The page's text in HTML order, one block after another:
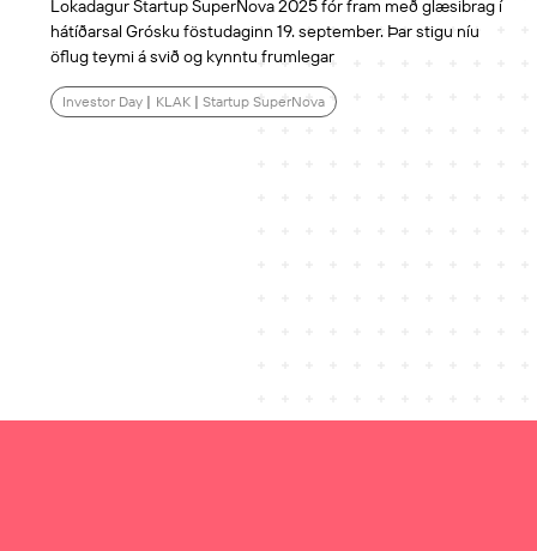
Lokadagur Startup SuperNova 2025 fór fram með glæsibrag í
hátíðarsal Grósku föstudaginn 19. september. Þar stigu níu
öflug teymi á svið og kynntu frumlegar
Investor Day | KLAK|Startup SuperNova